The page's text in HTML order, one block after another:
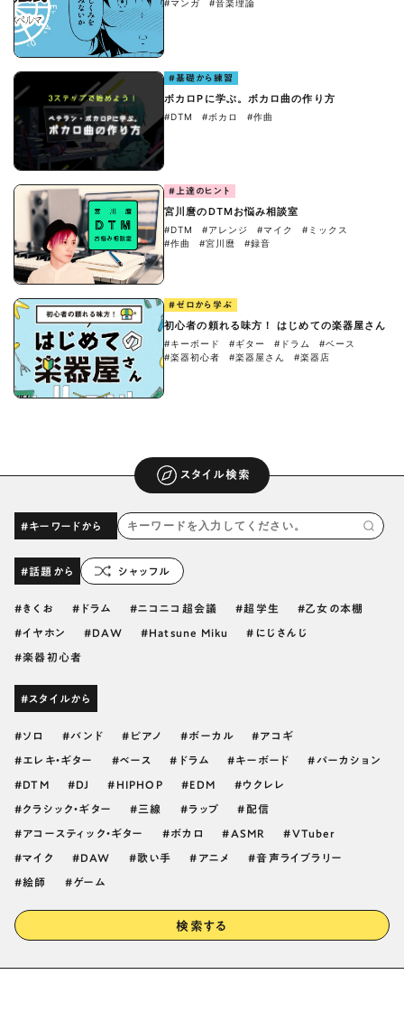
#マンガ #音楽理論
#基礎から練習
ボカロPに学ぶ。ボカロ曲の作り方
#DTM #ボカロ #作曲
#上達のヒント
宮川麿のDTMお悩み相談室
#DTM #アレンジ #マイク
#ミックス
#作曲
#宮川麿 #録音
#ゼロから学ぶ
初心者の頼れる味方！ はじめての楽器屋さん
#キーボード #ギター #ドラム
#ベース
#楽器初心者
#楽器屋さん #楽器店
スタイル検索
#キーワードから
#話題から シャッフル
きくお ドラム ニコニコ超会議 超学生 乙女の本棚
イヤホン DAW Hatsune Miku にじさんじ
楽器初心者
#スタイルから
ソロ バンド ピアノ ボーカル アコギ
エレキ・ギター ベース ドラム キーボード パーカション
DTM DJ HIPHOP EDM ウクレレ
クラシック・ギター 三線 ラップ 配信
アコースティック・ギター ボカロ ASMR VTuber
マイク DAW 歌い手 アニメ 音声ライブラリー
絵師 ゲーム
検索する